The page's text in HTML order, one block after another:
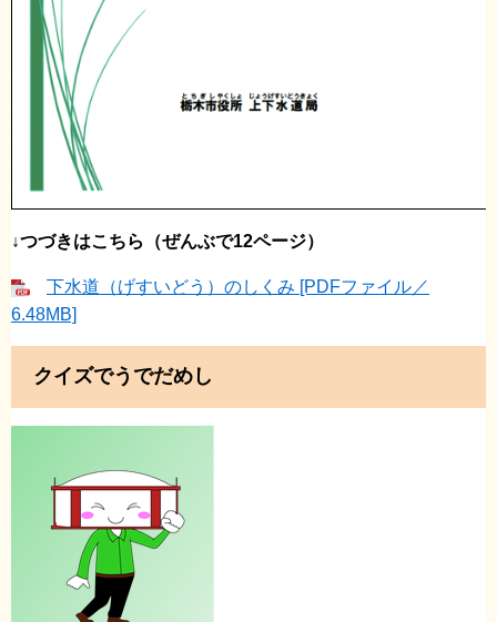
↓つづきはこちら（ぜんぶで12ページ）
下水道（げすいどう）のしくみ [PDFファイル／
6.48MB]
クイズでうでだめし